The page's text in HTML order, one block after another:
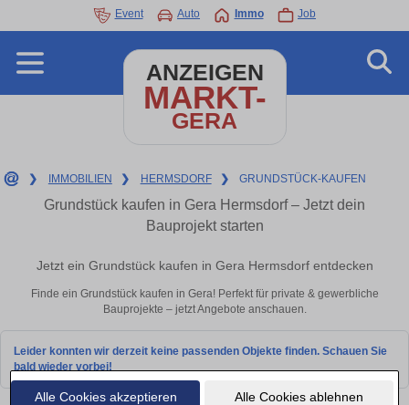
Alle Cookies akzeptieren Alle Cookies ablehnen
Event Auto Immo Job
ANZEIGEN
MARKT-
GERA
❯ IMMOBILIEN ❯ HERMSDORF ❯ GRUNDSTÜCK-KAUFEN
Grundstück kaufen in Gera Hermsdorf – Jetzt dein
Bauprojekt starten
Jetzt ein Grundstück kaufen in Gera Hermsdorf entdecken
Finde ein Grundstück kaufen in Gera! Perfekt für private & gewerbliche
Bauprojekte – jetzt Angebote anschauen.
Leider konnten wir derzeit keine passenden Objekte finden. Schauen Sie
bald wieder vorbei!